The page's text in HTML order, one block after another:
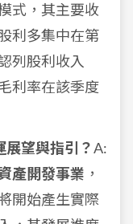
式，其主要收
利多集中在第
列股利收入
利率在該季度
展望與指引？A:
產開發事業 ，
開始產生實際